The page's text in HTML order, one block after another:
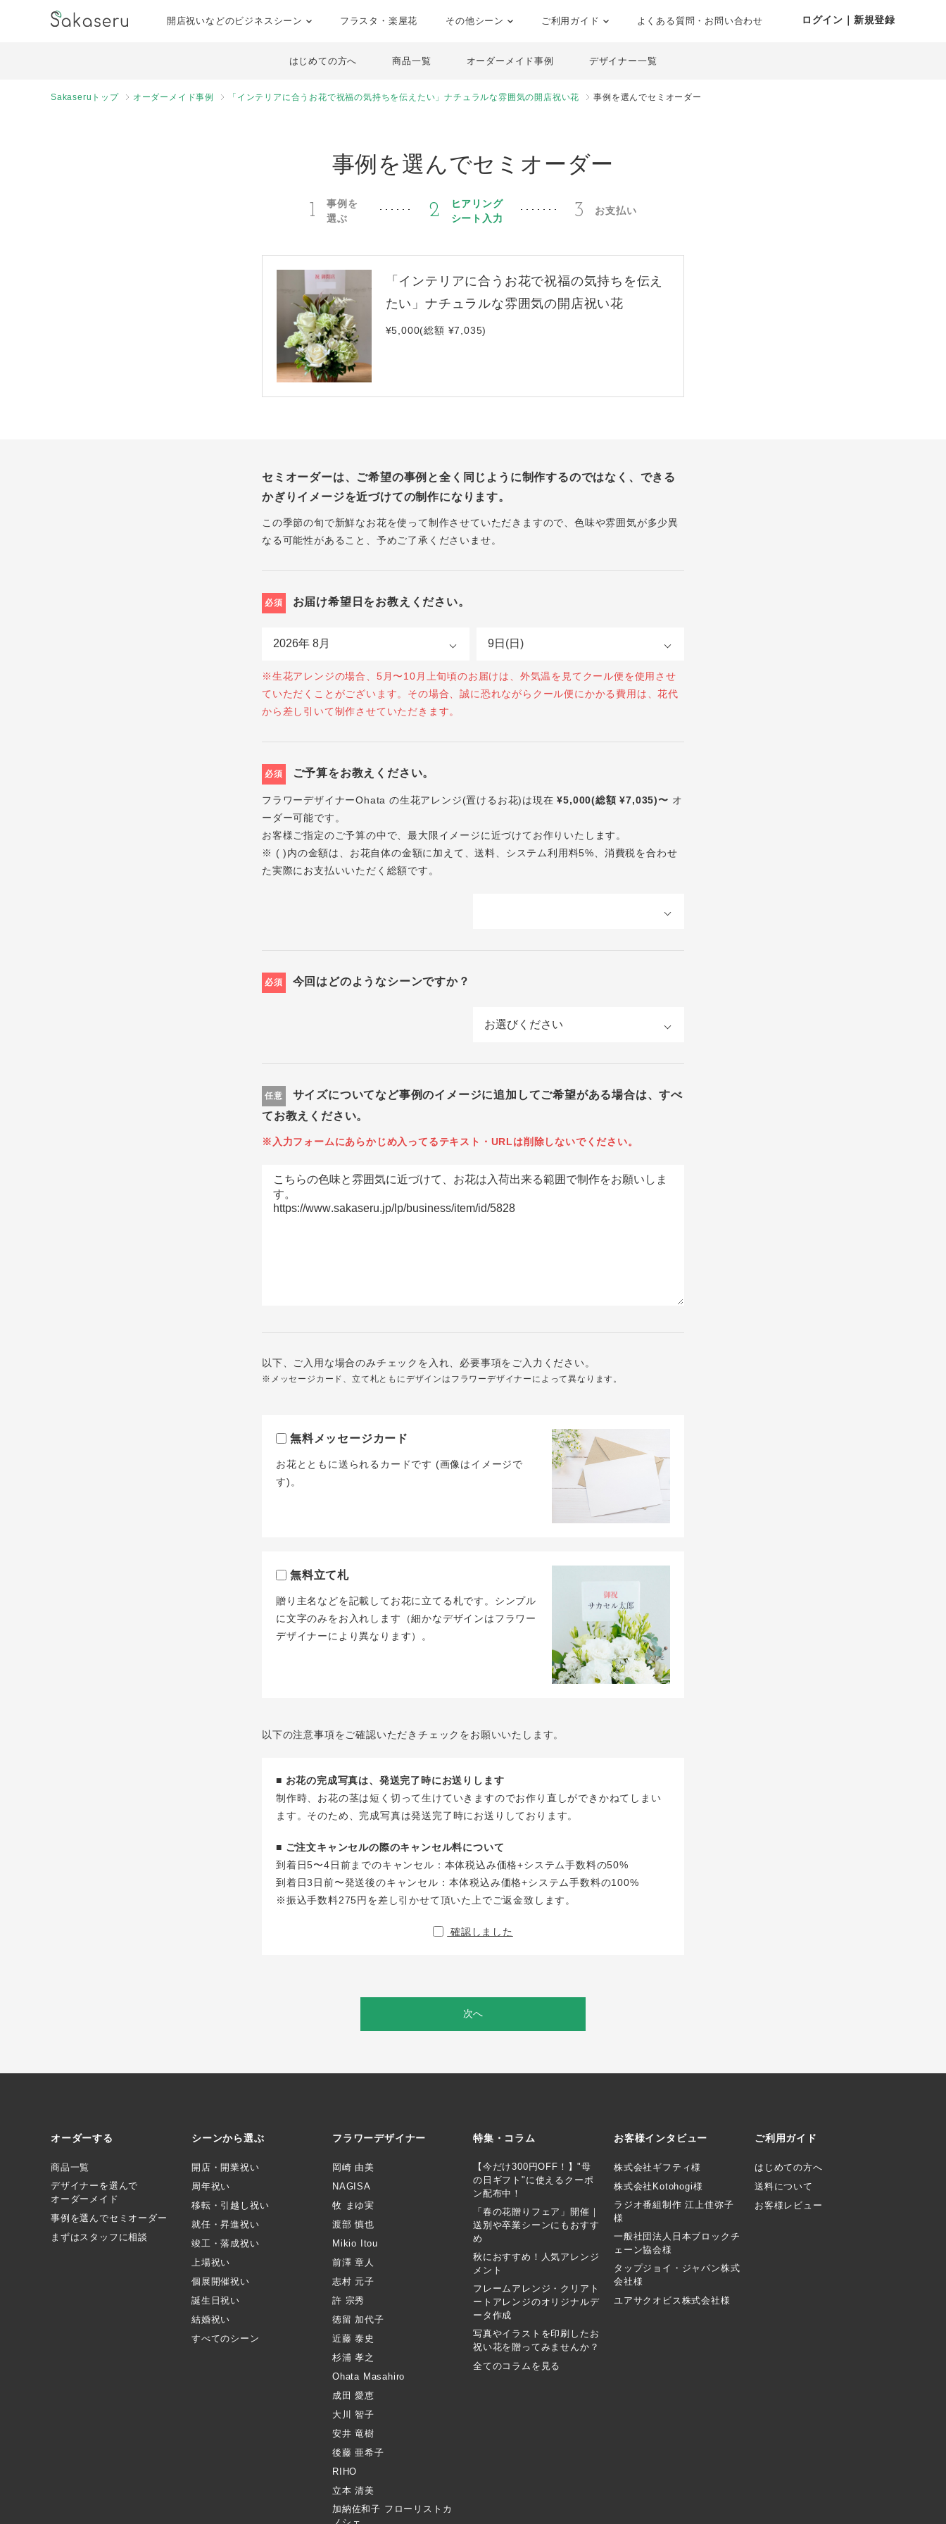
開店祝いなどのビジネスシーン フラスタ・楽屋花 その他シーン ご利用ガイド よくある質問・お問い合わせ ログイン｜新規登録
はじめての方へ 商品一覧 オーダーメイド事例 デザイナー一覧
Sakaseruトップ オーダーメイド事例 「インテリアに合うお花で祝福の気持ちを伝えたい」ナチュラルな雰囲気の開店祝い花 事例を選んでセミオーダー
事例を選んでセミオーダー
1
事例を
選ぶ
2
ヒアリング
シート入力
3 お支払い
「インテリアに合うお花で祝福の気持ちを伝え
たい」ナチュラルな雰囲気の開店祝い花
¥5,000(総額 ¥7,035)
セミオーダーは、ご希望の事例と全く同じように制作するのではなく、できる
かぎりイメージを近づけての制作になります。
この季節の旬で新鮮なお花を使って制作させていただきますので、色味や雰囲気が多少異
なる可能性があること、予めご了承くださいませ。
必須 お届け希望日をお教えください。
※生花アレンジの場合、5月〜10月上旬頃のお届けは、外気温を見てクール便を使用させ
ていただくことがございます。その場合、誠に恐れながらクール便にかかる費用は、花代
から差し引いて制作させていただきます。
必須 ご予算をお教えください。
フラワーデザイナーOhata の生花アレンジ(置けるお花)は現在¥5,000(総額 ¥7,035)〜 オ
ーダー可能です。
お客様ご指定のご予算の中で、最大限イメージに近づけてお作りいたします。
※ ( )内の金額は、お花自体の金額に加えて、送料、システム利用料5%、消費税を合わせ
た実際にお支払いいただく総額です。
必須 今回はどのようなシーンですか？
任意
サイズについてなど事例のイメージに追加してご希望がある場合は、すべ
てお教えください。
※入力フォームにあらかじめ入ってるテキスト・URLは削除しないでください。
以下、ご入用な場合のみチェックを入れ、必要事項をご入力ください。
※メッセージカード、立て札ともにデザインはフラワーデザイナーによって異なります。
無料メッセージカード
お花とともに送られるカードです (画像はイメージで
す)。
無料立て札
贈り主名などを記載してお花に立てる札です。シンプル
に文字のみをお入れします（細かなデザインはフラワー
デザイナーにより異なります）。
以下の注意事項をご確認いただきチェックをお願いいたします。
■ お花の完成写真は、発送完了時にお送りします
制作時、お花の茎は短く切って生けていきますのでお作り直しができかねてしまい
ます。そのため、完成写真は発送完了時にお送りしております。
■ ご注文キャンセルの際のキャンセル料について
到着日5〜4日前までのキャンセル：本体税込み価格+システム手数料の50%
到着日3日前〜発送後のキャンセル：本体税込み価格+システム手数料の100%
※振込手数料275円を差し引かせて頂いた上でご返金致します。
確認しました
次へ
オーダーする
商品一覧
デザイナーを選んで
オーダーメイド
事例を選んでセミオーダー
まずはスタッフに相談
シーンから選ぶ
開店・開業祝い
周年祝い
移転・引越し祝い
就任・昇進祝い
竣工・落成祝い
上場祝い
個展開催祝い
誕生日祝い
結婚祝い
すべてのシーン
フラワーデザイナー
岡崎 由美
NAGISA
牧 まゆ実
渡部 慎也
Mikio Itou
前澤 章人
志村 元子
許 宗秀
徳留 加代子
近藤 泰史
杉浦 孝之
Ohata Masahiro
成田 愛恵
大川 智子
安井 竜樹
後藤 亜希子
RIHO
立本 清美
加納佐和子 フローリストカ
特集・コラム
【今だけ300円OFF！】"母
の日ギフト"に使えるクーポ
ン配布中！
「春の花贈りフェア」開催｜
送別や卒業シーンにもおすす
め
秋におすすめ！人気アレンジ
メント
フレームアレンジ・クリアト
ートアレンジのオリジナルデ
ータ作成
写真やイラストを印刷したお
祝い花を贈ってみませんか？
全てのコラムを見る
お客様インタビュー
株式会社ギフティ様
株式会社Kotohogi様
ラジオ番組制作 江上佳弥子
様
一般社団法人日本ブロックチ
ェーン協会様
タップジョイ・ジャパン株式
会社様
ユアサクオビス株式会社様
ご利用ガイド
はじめての方へ
送料について
お客様レビュー